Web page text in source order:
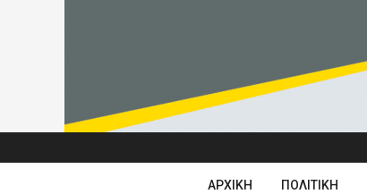
ΑΡΧΙΚΉ ΠΟΛΙΤΙΚΉ